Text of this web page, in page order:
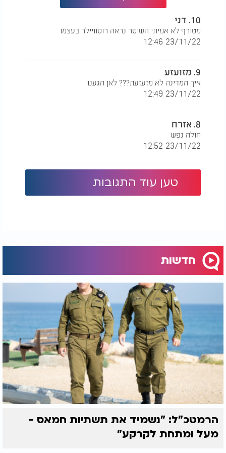
10. דני
מטורף לא אמיתי השוטר נראה רוטוויילר בעצמו
23/11/22 12:46
9. מזועזע
איך המדינה לא מזעזעת??? לאן הגענו
23/11/22 12:49
8. אזרח
חולה נפש
23/11/22 12:52
טען עוד התגובות
חדשות
הרמטכ"ל: "נשמיד את תשתיות חמאס -
מעל ומתחת לקרקע"